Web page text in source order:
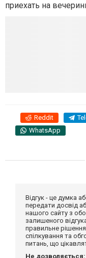
приехать на
Reddit
WhatsApp
Відгук - це думка
передати досвід
нашого сайту з
залишеного
правильне
спілкування та
питань, що
Не дозволяється: